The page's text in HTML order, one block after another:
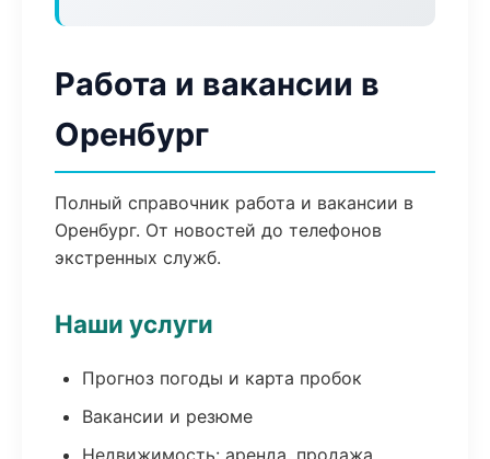
Работа и вакансии в
Оренбург
Полный справочник работа и вакансии в
Оренбург. От новостей до телефонов
экстренных служб.
Наши услуги
Прогноз погоды и карта пробок
Вакансии и резюме
Недвижимость: аренда, продажа